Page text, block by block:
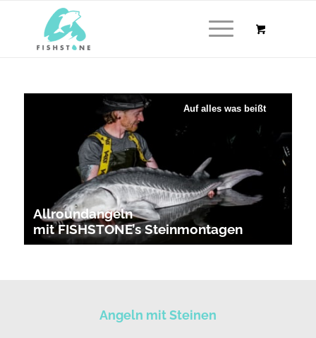
Allroundangeln
mit FISHSTONE’s Steinmontagen
Auf alles was beißt
Angeln mit Steinen